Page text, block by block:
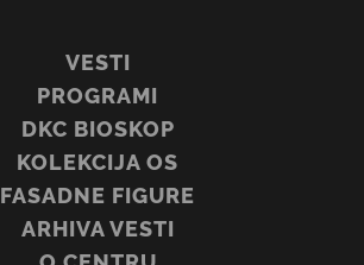
VESTI
PROGRAMI
DKC BIOSKOP
KOLEKCIJA OS
FASADNE FIGURE
ARHIVA VESTI